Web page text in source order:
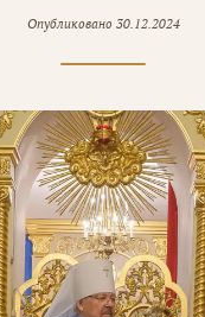
Опубликовано 30.12.2024